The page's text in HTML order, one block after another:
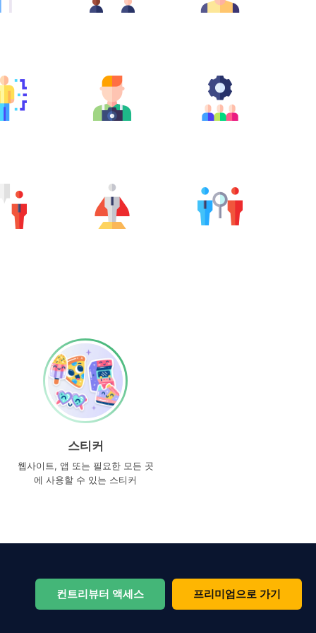
스티커
웹사이트, 앱 또는 필요한 모든 곳
에 사용할 수 있는 스티커
컨트리뷰터 액세스 프리미엄으로 가기